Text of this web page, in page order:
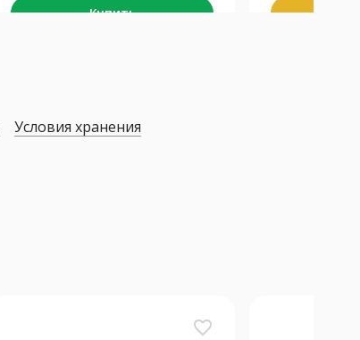
Купить
Условия хранения
favorite_border